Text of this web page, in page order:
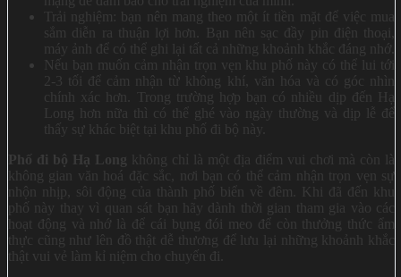
Trải nghiệm: bạn nên mang theo một ít tiền mặt để việc mua
sắm diễn ra thuận lợi hơn. Bạn nên sạc đầy pin điện thoại,
máy ảnh để có thể ghi lại tất cả những khoảnh khắc đáng nhớ.
Nếu bạn muốn cảm nhận trọn vẹn khu phố này có thể lui tới
2-3 tối để cảm nhận từ không khí, văn hóa và có góc nhìn
chính xác hơn. Trong trường hợp bạn có nhiều dịp đến Hạ
Long hơn nữa thì có thể ghé vào ngày thường và dịp lễ để
thấy sự khác biệt tại khu phố đi bộ này.
Phố đi bộ Hạ Long không chỉ là một địa điểm vui chơi mà còn là
không gian văn hoá đặc sắc, nơi bạn có thể cảm nhận trọn vẹn sự
nhộn nhịp, sôi động của thành phố biển về đêm. Khi đã đến khu
phố này thay vì quan sát bạn hãy dành thời gian tham gia vào các
hoạt động và nhớ là để cái bụng đói meo để còn thưởng thức ẩm
thực cũng như lên đồ thật dễ thương để lưu lại những khoảnh khắc
thật vui vẻ làm kỉ niệm cho chuyến đi.